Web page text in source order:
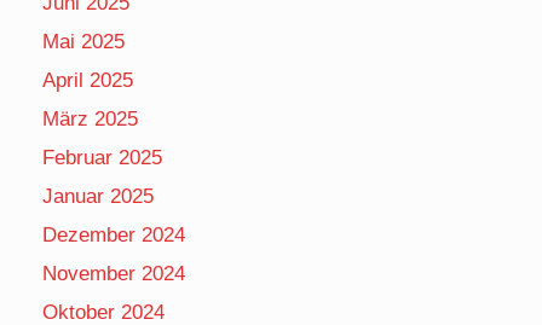
Mai 2025
April 2025
März 2025
Februar 2025
Januar 2025
Dezember 2024
November 2024
Oktober 2024